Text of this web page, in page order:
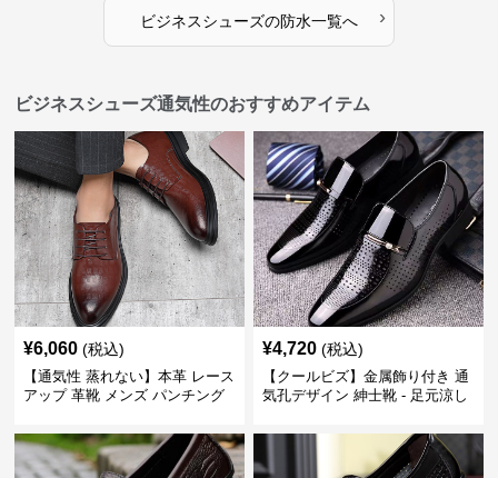
ビジネスシューズの防水一覧へ ›
ビジネスシューズ通気性のおすすめアイテム
¥6,060 (税込)
【通気性 蒸れない】本革 レース
アップ 革靴 メンズ パンチング
い 営業
¥4,720 (税込)
【クールビズ】金属飾り付き 通
気孔デザイン 紳士靴 - 足元涼し